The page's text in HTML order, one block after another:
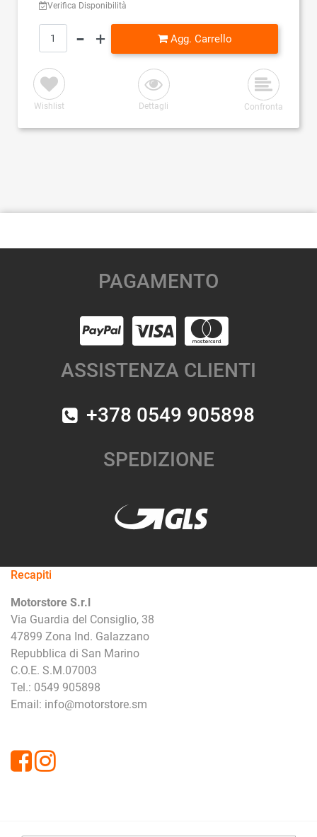
Verifica Disponibilità
Quantità
Agg. Carrello
Wishlist Dettagli Confronta
PAGAMENTO
ASSISTENZA CLIENTI
+378 0549 905898
SPEDIZIONE
Recapiti
Motorstore S.r.l
Via Guardia del Consiglio, 38
47899 Zona Ind. Galazzano
Repubblica di San Marino
C.O.E. S.M.07003
Tel.: 0549 905898
Email: info@motorstore.sm
FacebookInstagram